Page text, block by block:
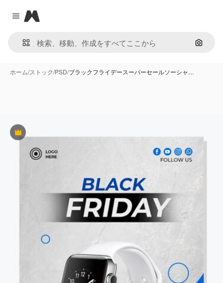
Close menu
Magnific
画像で
ホーム/ストック/PSD/ブラックフライデースーパーセールソーシャ…
Premium